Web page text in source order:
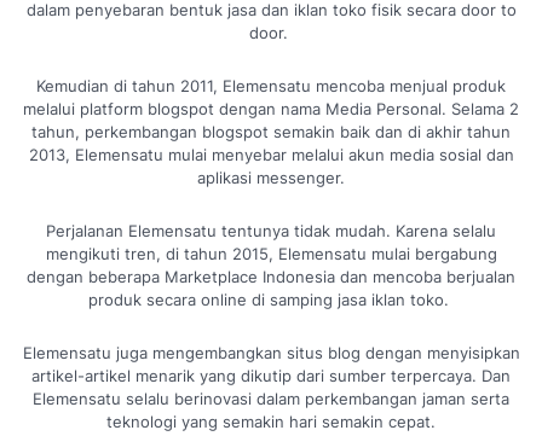
dalam penyebaran bentuk jasa dan iklan toko fisik secara door to
door.
Kemudian di tahun 2011, Elemensatu mencoba menjual produk
melalui platform blogspot dengan nama Media Personal. Selama 2
tahun, perkembangan blogspot semakin baik dan di akhir tahun
2013, Elemensatu mulai menyebar melalui akun media sosial dan
aplikasi messenger.
Perjalanan Elemensatu tentunya tidak mudah. Karena selalu
mengikuti tren, di tahun 2015, Elemensatu mulai bergabung
dengan beberapa Marketplace Indonesia dan mencoba berjualan
produk secara online di samping jasa iklan toko.
Elemensatu juga mengembangkan situs blog dengan menyisipkan
artikel-artikel menarik yang dikutip dari sumber terpercaya. Dan
Elemensatu selalu berinovasi dalam perkembangan jaman serta
teknologi yang semakin hari semakin cepat.